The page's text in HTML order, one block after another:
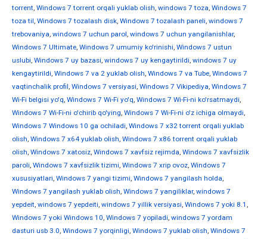
torrent, Windows 7 torrent orqali yuklab olish, windows 7 toza, Windows 7
toza til, Windows 7 tozalash disk, Windows 7 tozalash paneli, windows 7
trebovaniya, windows 7 uchun parol, windows 7 uchun yangilanishlar,
Windows 7 Ultimate, Windows 7 umumiy ko'rinishi, Windows 7 ustun
uslubi, Windows 7 uy bazasi, windows 7 uy kengaytirildi, windows 7 uy
kengaytirildi, Windows 7 va 2 yuklab olish, Windows 7 va Tube, Windows 7
vaqtinchalik profil, Windows 7 versiyasi, Windows 7 Vikipediya, Windows 7
Wi-Fi belgisi yo'q, Windows 7 Wi-Fi yo'q, Windows 7 Wi-Fi-ni ko'rsatmaydi,
Windows 7 Wi-Fi-ni o'chirib qo'ying, Windows 7 Wi-Fi-ni o'z ichiga olmaydi,
Windows 7 Windows 10 ga ochiladi, Windows 7 x32 torrent orqali yuklab
olish, Windows 7 x64 yuklab olish, Windows 7 x86 torrent orqali yuklab
olish, Windows 7 xatosiz, Windows 7 xavfsiz rejimda, Windows 7 xavfsizlik
paroli, Windows 7 xavfsizlik tizimi, Windows 7 xrip ovoz, Windows 7
xususiyatlari, Windows 7 yangi tizimi, Windows 7 yangilash holda,
Windows 7 yangilash yuklab olish, Windows 7 yangiliklar, windows 7
yepdeit, windows 7 yepdeiti, windows 7 yillik versiyasi, Windows 7 yoki 8.1 ,
Windows 7 yoki Windows 10, Windows 7 yopiladi, windows 7 yordam
dasturi usb 3.0, Windows 7 yorqinligi, Windows 7 yuklab olish, Windows 7